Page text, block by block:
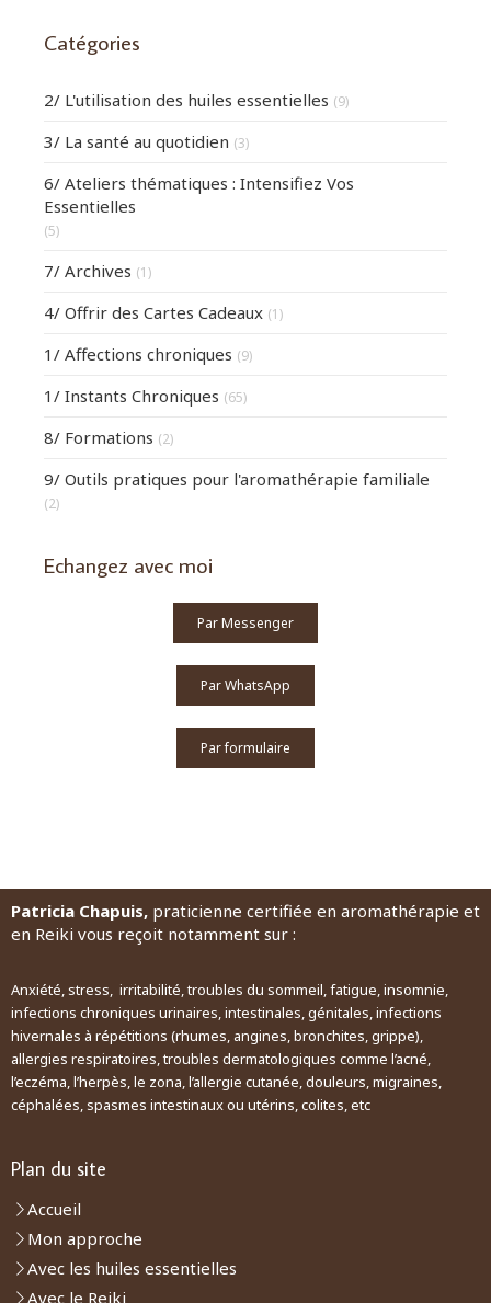
Catégories
2/ L'utilisation des huiles essentielles (9)
3/ La santé au quotidien (3)
6/ Ateliers thématiques : Intensifiez Vos
Essentielles
(5)
7/ Archives (1)
4/ Offrir des Cartes Cadeaux (1)
1/ Affections chroniques (9)
1/ Instants Chroniques (65)
8/ Formations (2)
9/ Outils pratiques pour l'aromathérapie familiale
(2)
Echangez avec moi
Par Messenger
Par WhatsApp
Par formulaire
Patricia Chapuis, praticienne certifiée en aromathérapie et
en Reiki vous reçoit notamment sur :
Anxiété, stress, irritabilité, troubles du sommeil, fatigue, insomnie,
infections chroniques urinaires, intestinales, génitales, infections
hivernales à répétitions (rhumes, angines, bronchites, grippe),
allergies respiratoires, troubles dermatologiques comme l’acné,
l’eczéma, l’herpès, le zona, l’allergie cutanée, douleurs, migraines,
céphalées, spasmes intestinaux ou utérins, colites, etc
Plan du site
Accueil
Mon approche
Avec les huiles essentielles
Avec le Reiki